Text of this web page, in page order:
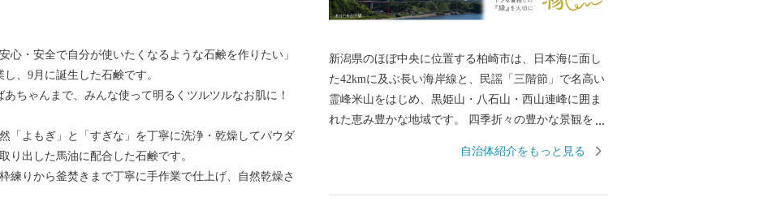
心・安全で自分が使いたくなるような石鹸を作りたい」
、9月に誕生した石鹸です。
ちゃんまで、みんな使って明るくツルツルなお肌に！
「よもぎ」と「すぎな」を丁寧に洗浄・乾燥してパウダ
り出した馬油に配合した石鹸です。
練りから釜焚きまで丁寧に手作業で仕上げ、自然乾燥さ
新潟県のほぼ中央に位置する柏崎市は、日本海に面し
た42kmに及ぶ長い海岸線と、民謡「三階節」で名高い
霊峰米山をはじめ、黒姫山・八石山・西山連峰に囲ま
れた恵み豊かな地域です。 四季折々の豊かな景観を楽
資料、美術品、そして、国指定・重要無形民俗文化財
自治体紹介をもっと見る